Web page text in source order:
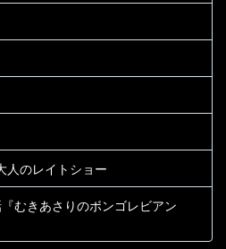
人のレイトショー
むきあさりのボンゴレビアン